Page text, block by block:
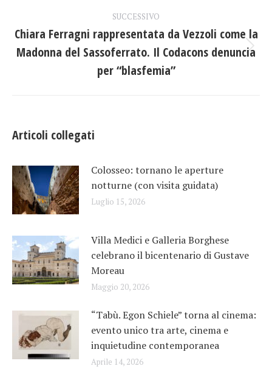
post
SUCCESSIVO
Prossimo
post:
Chiara Ferragni rappresentata da Vezzoli come la
Madonna del Sassoferrato. Il Codacons denuncia
per “blasfemia”
Articoli collegati
Colosseo: tornano le aperture
notturne (con visita guidata)
Luglio 15, 2026
Villa Medici e Galleria Borghese
celebrano il bicentenario di Gustave
Moreau
Maggio 20, 2026
“Tabù. Egon Schiele” torna al cinema:
evento unico tra arte, cinema e
inquietudine contemporanea
Aprile 14, 2026